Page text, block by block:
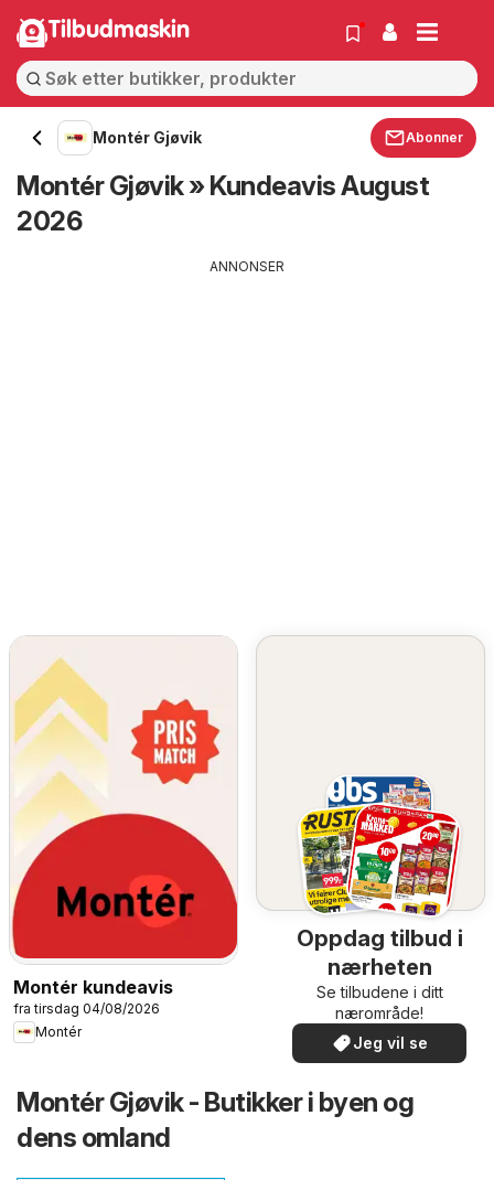
Tilbudmaskin
Montér Gjøvik Abonner
Montér Gjøvik » Kundeavis August
2026
ANNONSER
Montér kundeavis
fra tirsdag 04/08/2026
Montér
Oppdag tilbud i
nærheten
Se tilbudene i ditt
nærområde!
Jeg vil se
Montér Gjøvik - Butikker i byen og
dens omland